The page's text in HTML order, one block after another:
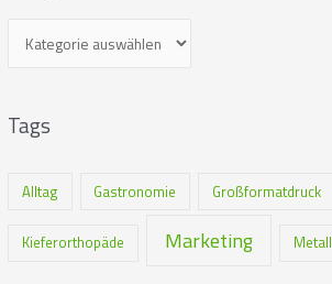
Tags
Alltag Gastronomie Großformatdruck
Kieferorthopäde Marketing Metall